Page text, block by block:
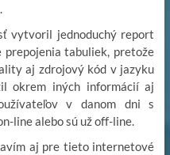
vytvoril jednoduchý report
tabuliek, pretože
aj zdrojový kód v jazyku
okrem iných informácií aj
v danom dni s
line alebo sú už off-line.
aj pre tieto internetové